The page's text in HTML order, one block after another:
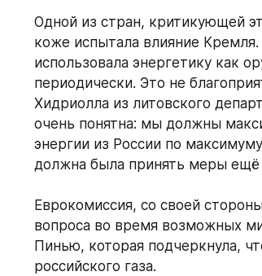
Одной из стран, критикующей
коже испытала влияние
использовала энергетику как
периодически. Это не
Хидриолла из литовского
очень понятна: мы должны
энергии из России по
должна была принять меры ещё
Еврокомиссия, со своей
вопроса во время возможных
Пинью, которая подчеркнула,
российского газа.